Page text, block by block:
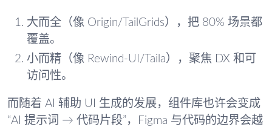
大而全 （像 Origin/TailGrids），把 80% 场景都
覆盖。
小而精 （像 Rewind-UI/Taila），聚焦 DX 和可
访问性。
而随着 AI 辅助 UI 生成的发展，组件库也许会变成
“AI 提示词 → 代码片段”，Figma 与代码的边界会越